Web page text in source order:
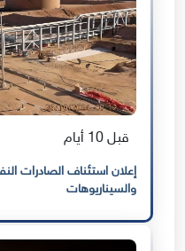
قبل 10 أيام
إعلان استئناف الصادرات
والسيناريوهات